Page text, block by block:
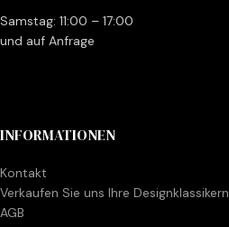
Samstag: 11:00 – 17:00
und auf Anfrage
INFORMATIONEN
Kontakt
Verkaufen Sie uns Ihre Designklassikern
AGB